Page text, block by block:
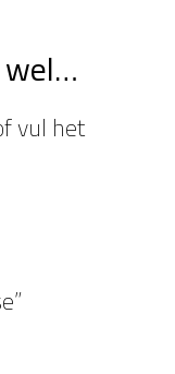
wel…
vul het